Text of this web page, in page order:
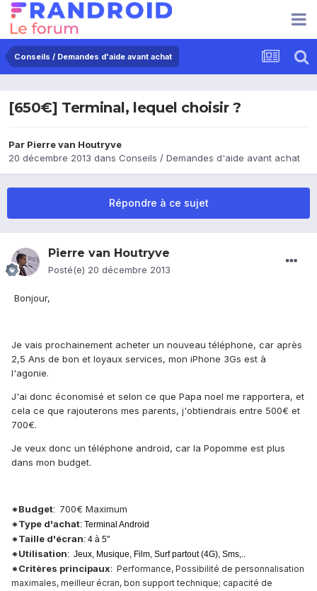
Conseils / Demandes d'aide avant achat
[650€] Terminal, lequel choisir ?
Par Pierre van Houtryve
20 décembre 2013 dans Conseils / Demandes d'aide avant achat
Répondre à ce sujet
Pierre van Houtryve
Posté(e) 20 décembre 2013
Bonjour,
Je vais prochainement acheter un nouveau téléphone, car après
2,5 Ans de bon et loyaux services, mon iPhone 3Gs est à
l'agonie.
J'ai donc économisé et selon ce que Papa noel me rapportera, et
cela ce que rajouterons mes parents, j'obtiendrais entre 500€ et
700€.
Je veux donc un téléphone android, car la Popomme est plus
dans mon budget.
*Budget: 700€ Maximum
*Type d'achat: Terminal Android
*Taille d'écran: 4 à 5"
*Utilisation: Jeux, Musique, Film, Surf partout (4G), Sms,..
*Critères principaux: Performance, Possibilité de personnalisation
maximales, meilleur écran, bon support technique; capacité de